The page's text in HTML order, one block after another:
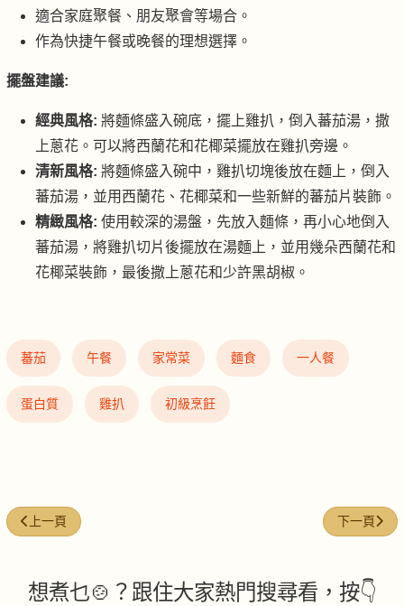
適合家庭聚餐、朋友聚會等場合。
作為快捷午餐或晚餐的理想選擇。
擺盤建議:
經典風格: 將麵條盛入碗底，擺上雞扒，倒入蕃茄湯，撒
上蔥花。可以將西蘭花和花椰菜擺放在雞扒旁邊。
清新風格: 將麵條盛入碗中，雞扒切塊後放在麵上，倒入
蕃茄湯，並用西蘭花、花椰菜和一些新鮮的蕃茄片裝飾。
精緻風格: 使用較深的湯盤，先放入麵條，再小心地倒入
蕃茄湯，將雞扒切片後擺放在湯麵上，並用幾朵西蘭花和
花椰菜裝飾，最後撒上蔥花和少許黑胡椒。
蕃茄 午餐 家常菜 麵食 一人餐
蛋白質 雞扒 初級烹飪
上一篇文章: 浪漫溫馨伴侶鮑魚麵
上一頁 下一篇文章
下一頁
想煮乜🍲？跟住大家熱門搜尋看，按👇